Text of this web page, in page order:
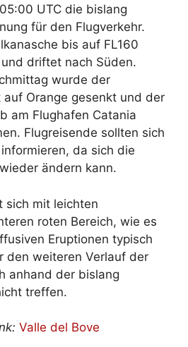
UTC die bislang
für den Flugverkehr.
bis auf FL160
driftet nach Süden.
wurde der
auf Orange gesenkt und der
am Flughafen Catania
Flugreisende sollten sich
da sich die
ändern kann.
sich mit leichten
roten Bereich, wie es
Eruptionen typisch
den weiteren Verlauf der
anhand der bislang
treffen.
Valle del Bove